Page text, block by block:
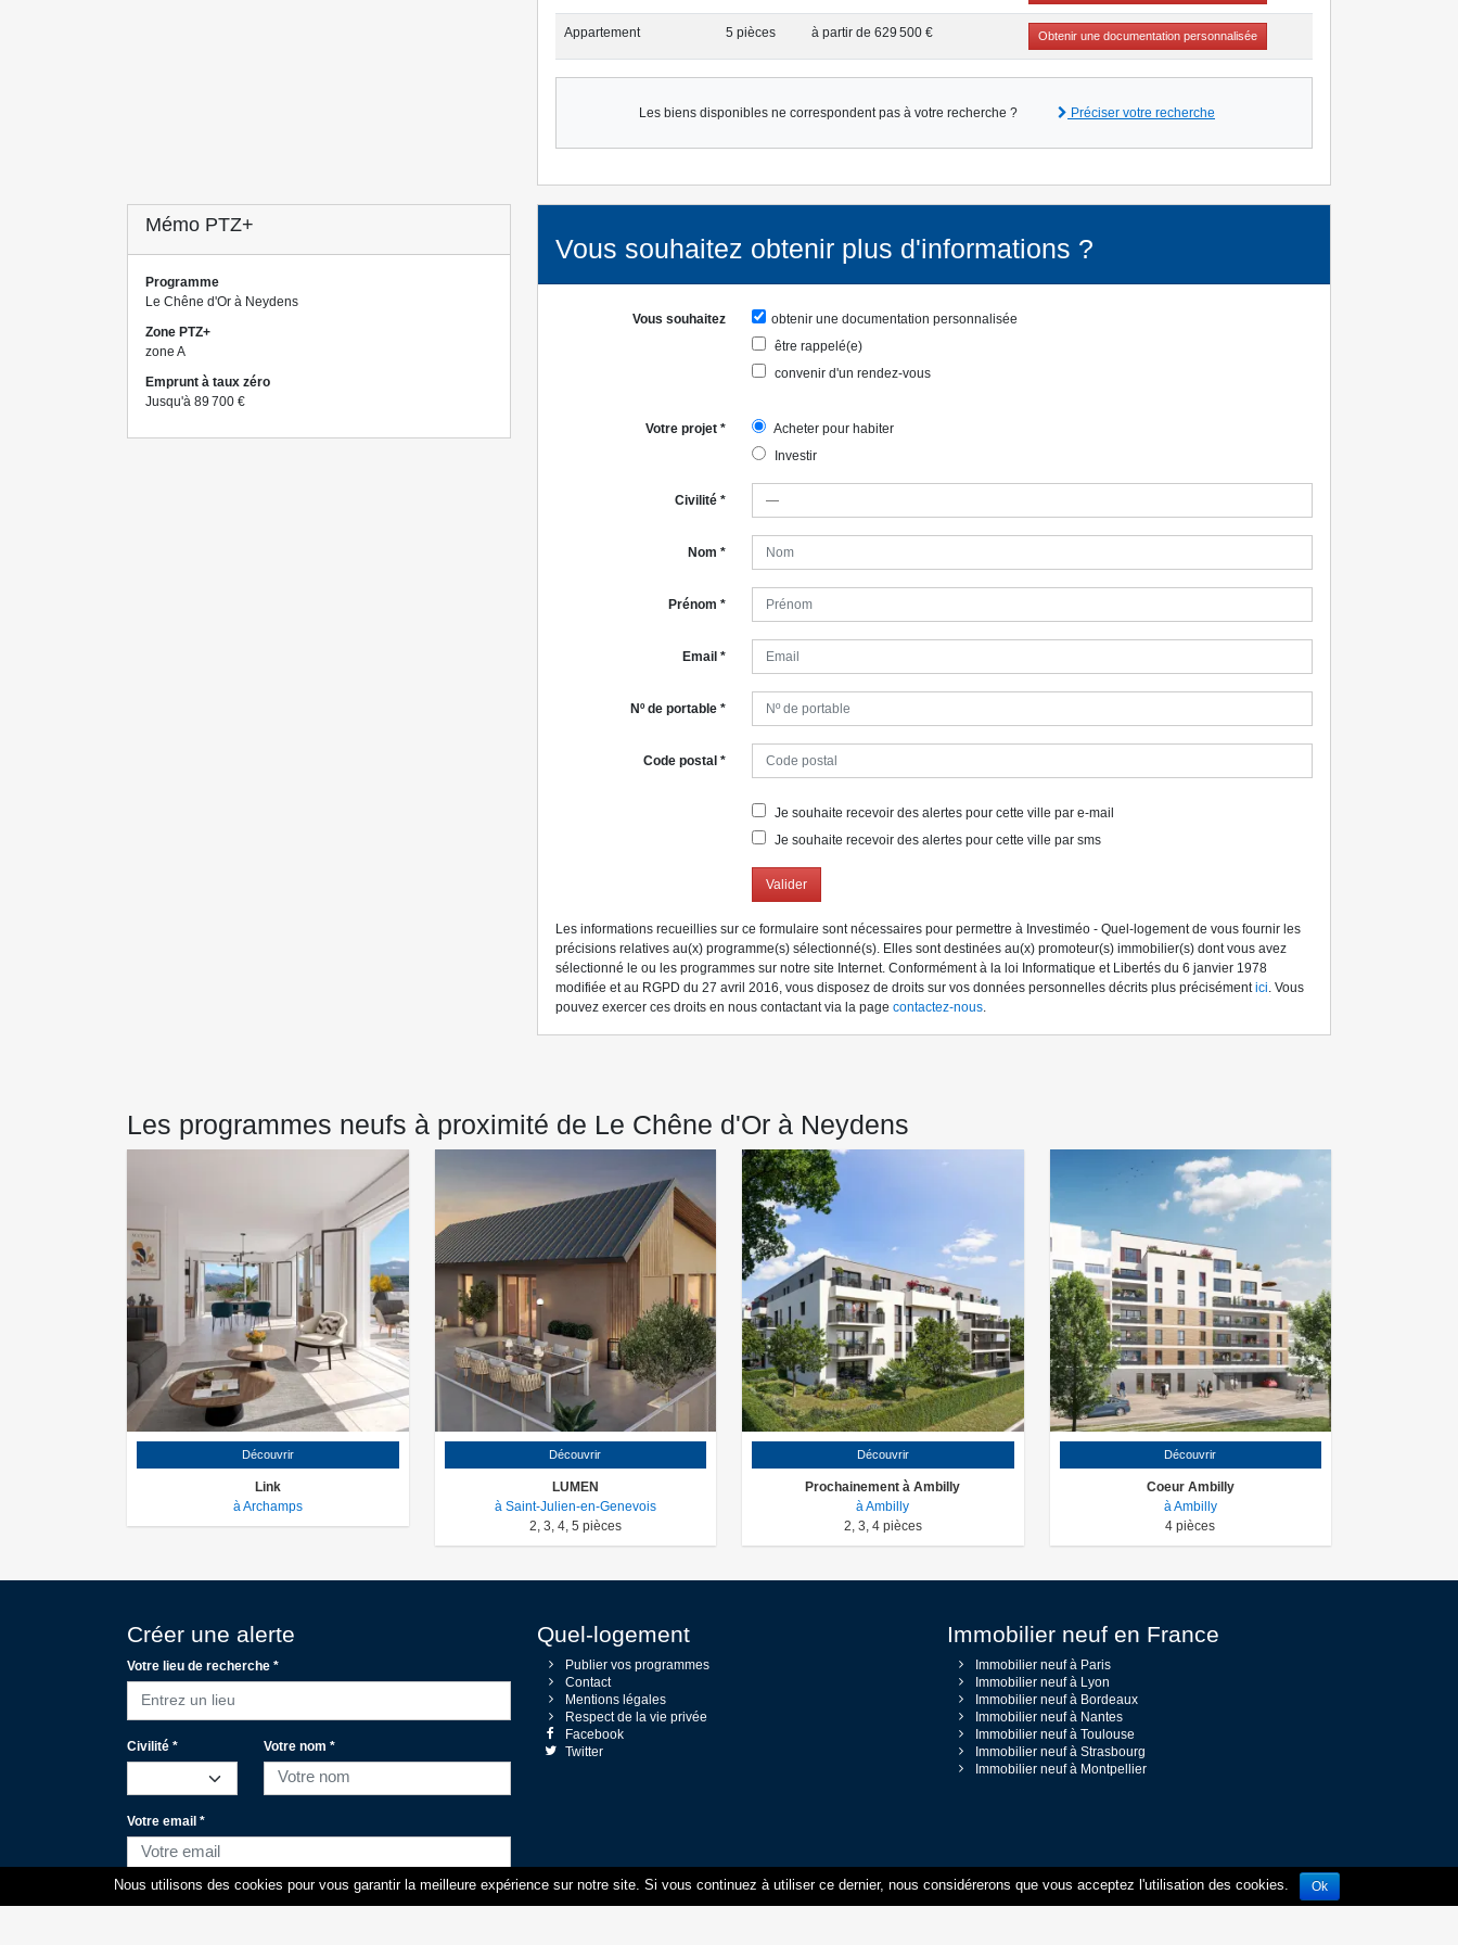
Appartement 5 pièces à partir de 629 500 € Obtenir une documentation personnalisée
Les biens disponibles ne correspondent pas à votre recherche ? Préciser votre recherche
Mémo PTZ+
Programme
Le Chêne d'Or à Neydens
Zone PTZ+
zone A
Emprunt à taux zéro
Jusqu'à 89 700 €
Vous souhaitez obtenir plus d'informations ?
Vous souhaitez
obtenir une documentation personnalisée
être rappelé(e)
convenir d'un rendez-vous
Votre projet *
Acheter pour habiter
Investir
Civilité *
Nom *
Prénom *
Email *
Nº de portable *
Code postal *
Je souhaite recevoir des alertes pour cette ville par e-mail
Je souhaite recevoir des alertes pour cette ville par sms
Valider
Les informations recueillies sur ce formulaire sont nécessaires pour permettre à Investiméo - Quel-logement de vous fournir les
précisions relatives au(x) programme(s) sélectionné(s). Elles sont destinées au(x) promoteur(s) immobilier(s) dont vous avez
sélectionné le ou les programmes sur notre site Internet. Conformément à la loi Informatique et Libertés du 6 janvier 1978
modifiée et au RGPD du 27 avril 2016, vous disposez de droits sur vos données personnelles décrits plus précisémentici . Vous
pouvez exercer ces droits en nous contactant via la page contactez-nous
Les programmes neufs à proximité de Le Chêne d'Or à Neydens
Découvrir
Link
à Archamps
Découvrir
LUMEN
à Saint-Julien-en-Genevois
2 3 4, 5 pièces
Découvrir
Prochainement à Ambilly
à Ambilly
2 3 4 pièces
Découvrir
Coeur Ambilly
à Ambilly
4 pièces
Créer une alerte
Votre lieu de recherche *
Entrez un lieu
Civilité * Votre nom *
Votre email *
Quel-logement
Publier vos programmes
Contact
Mentions légales
Respect de la vie privée
Facebook
Twitter
Immobilier neuf en France
Immobilier neuf à Paris
Immobilier neuf à Lyon
Immobilier neuf à Bordeaux
Immobilier neuf à Nantes
Immobilier neuf à Toulouse
Immobilier neuf à Strasbourg
Immobilier neuf à Montpellier
Nous utilisons des cookies pour vous garantir la meilleure expérience sur notre site. Si vous continuez à utiliser ce dernier, nous considérerons que vous acceptez l'utilisation des cookies. Ok